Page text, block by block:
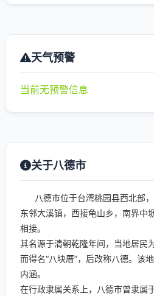
天气预警
当前无预警信息
关于八德市
八德市位于台湾桃园县西北部，
东邻大溪镇，西接龟山乡，南界中
相接。
其名源于清朝乾隆年间，当地居民
而得名“八块厝”，后改称八德。该
内涵。
在行政隶属关系上，八德市曾隶属